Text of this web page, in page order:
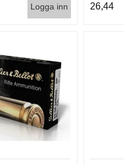
Logga inn 26,44